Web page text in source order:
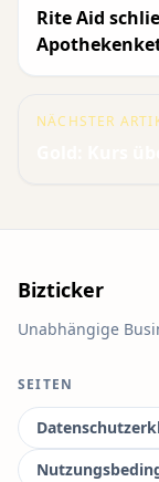
Rite Aid
NÄCHSTER
Bizticker
Unabhängige
SEITEN